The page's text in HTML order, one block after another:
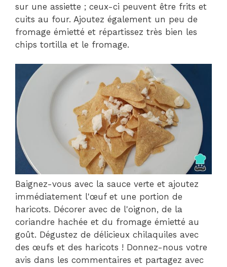
sur une assiette ; ceux-ci peuvent être frits et
cuits au four. Ajoutez également un peu de
fromage émietté et répartissez très bien les
chips tortilla et le fromage.
Baignez-vous avec la sauce verte et ajoutez
immédiatement l'œuf et une portion de
haricots. Décorer avec de l'oignon, de la
coriandre hachée et du fromage émietté au
goût. Dégustez de délicieux chilaquiles avec
des œufs et des haricots ! Donnez-nous votre
avis dans les commentaires et partagez avec